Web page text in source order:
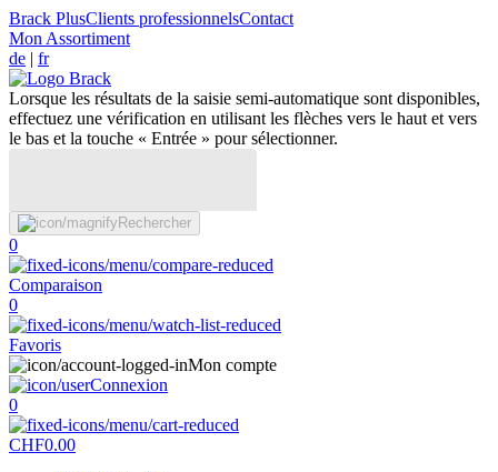
Brack PlusClients professionnelsContact
Mon Assortiment
de | fr
Lorsque les résultats de la saisie semi-automatique sont disponibles,
effectuez une vérification en utilisant les flèches vers le haut et vers
le bas et la touche « Entrée » pour sélectionner.
Rechercher
0
Comparaison
0
Favoris
Mon compte
Connexion
0
CHF0.00